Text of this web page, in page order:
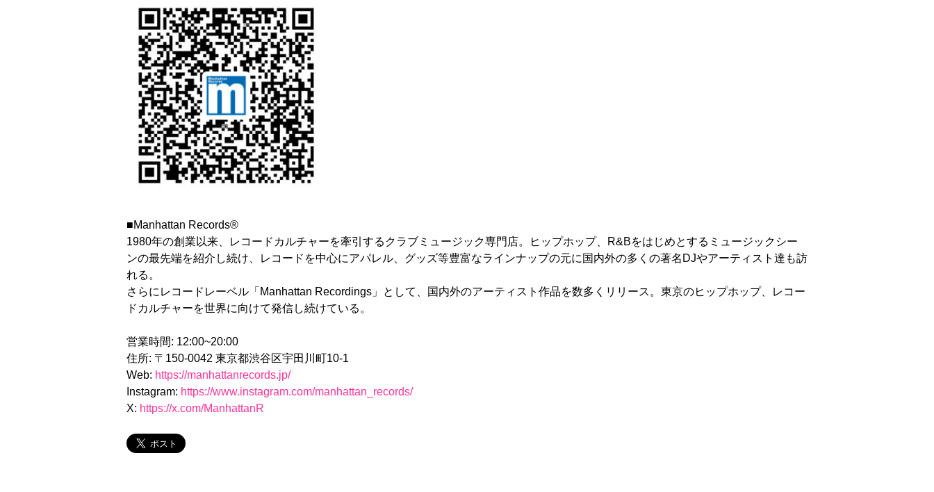
■Manhattan Records®
1980年の創業以来、レコードカルチャーを牽引するクラブミュージック専門店。ヒップホップ、R&Bをはじめとするミュージックシー
ンの最先端を紹介し続け、レコードを中心にアパレル、グッズ等豊富なラインナップの元に国内外の多くの著名DJやアーティスト達も訪
れる。
さらにレコードレーベル「Manhattan Recordings」として、国内外のアーティスト作品を数多くリリース。東京のヒップホップ、レコー
ドカルチャーを世界に向けて発信し続けている。
営業時間: 12:00~20:00
住所: 〒150-0042 東京都渋谷区宇田川町10-1
Web: https://manhattanrecords.jp/
Instagram: https://www.instagram.com/manhattan_records/
X: https://x.com/ManhattanR